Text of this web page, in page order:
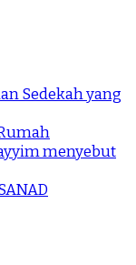
Sedekah yang
menyebut